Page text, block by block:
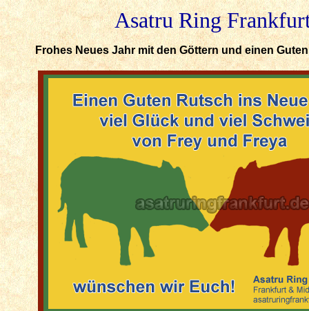
Asatru Ring
Frohes Neues Jahr mit den Göttern und einen